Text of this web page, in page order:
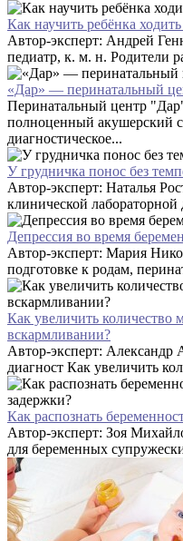
Как научить ребёнка
Автор-эксперт: Андрей
педиатр, к. м. н. Родители
«Дар» — перинатальный
Перинатальный центр
полноценный акушерский
диагностическое...
У грудничка понос без
Автор-эксперт: Наталья
клинической лабораторной
Депрессия во время
Автор-эксперт: Мария
подготовке к родам,
Как увеличить количество
вскармливании?
Автор-эксперт: Александр
диагност Как увеличить
Как распознать
Автор-эксперт: Зоя
для беременных